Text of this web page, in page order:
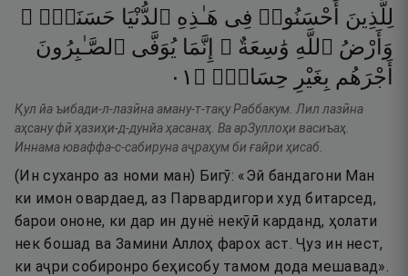
لِلَّذِينَ
أَحْسَنُوا۟ فِى هَـٰذِهِ ٱلدُّنْيَا حَسَنَةٌۭ ۗ
وَأَرْضُ ٱللَّهِ وَٰسِعَةٌ ۗ إِنَّمَا يُوَفَّى ٱلصَّـٰبِرُونَ
أَجْرَهُم بِغَيْرِ حِسَابٍۢ ۝ ١٠
Қул йа ъибади-л-лазӣна аману-т-тақу Раббакум. Лил лазӣна
аҳсану фӣ ҳазиҳи-д-дунйа ҳасанаҳ. Ва арЗуллоҳи васиъаҳ.
Иннама юваффа-с-сабируна аҷраҳум би ғайри ҳисаб.
(Ин суханро аз номи ман) Бигӯ: «Эй бандагони Ман
ки имон овардаед, аз Парвардигори худ битарсед,
барои ононе, ки дар ин дунё некӯӣ карданд, ҳолати
нек бошад ва Замини Аллоҳ фарох аст. Ҷуз ин нест,
ки аҷри собиронро беҳисобу тамом дода мешавад».